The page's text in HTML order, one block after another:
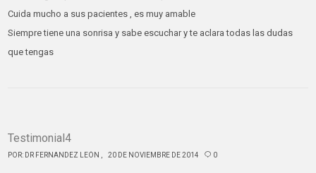
Cuida mucho a sus pacientes , es muy amable
Siempre tiene una sonrisa y sabe escuchar y te aclara todas las dudas
que tengas
Testimonial4
POR: DR FERNANDEZ LEÓN 20 DE NOVIEMBRE DE 2014 0